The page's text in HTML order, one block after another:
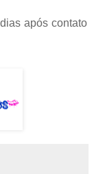
após contato